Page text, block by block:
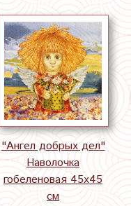
"Ангел добрых дел"
Наволочка
гобеленовая 45х45
см